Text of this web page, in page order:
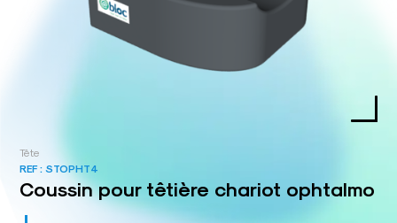
Tête
REF :STOPHT4
Coussin pour têtière chariot ophtalmo